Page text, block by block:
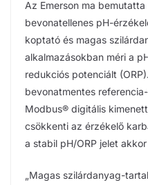
Az Emerson ma
bevonatellenes pH-
koptató és magas
alkalmazásokban méri a
redukciós potenciált
bevonatmentes
Modbus® digitális
csökkenti az érzékelő
a stabil pH/ORP jelet
„Magas szilárdanyag-